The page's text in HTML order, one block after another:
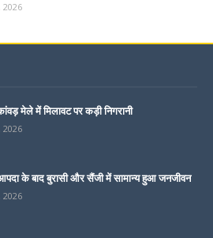
2026
मेले में मिलावट पर कड़ी निगरानी
2026
के बाद बुरासी और सैंजी में सामान्य हुआ जनजीवन
2026